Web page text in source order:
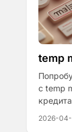
temp
с temp
2026-